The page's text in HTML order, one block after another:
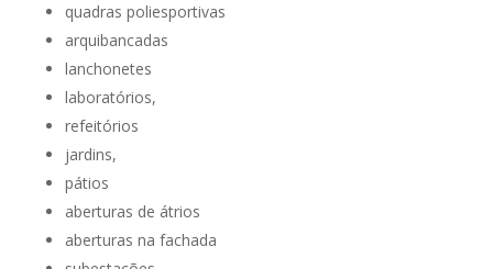
quadras poliesportivas
arquibancadas
lanchonetes
laboratórios,
refeitórios
jardins,
pátios
aberturas de átrios
aberturas na fachada